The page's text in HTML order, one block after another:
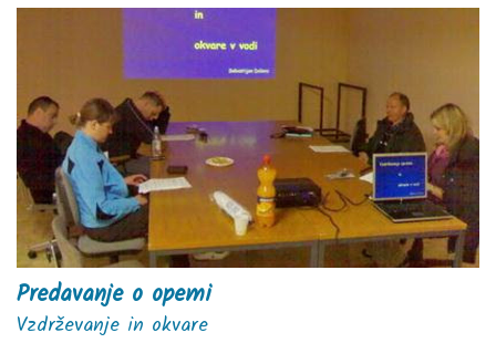
Predavanje o opemi
Vzdrževanje in okvare